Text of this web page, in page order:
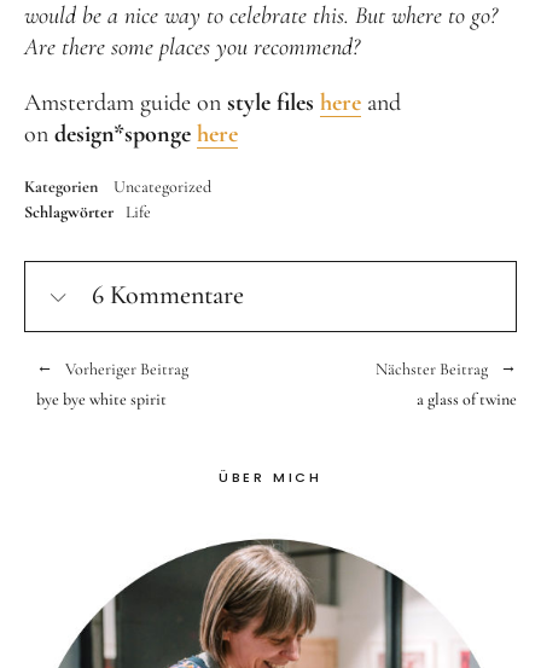
would be a nice way to celebrate this. But where to go?
Are there some places you recommend?
Amsterdam guide on style files here and
on design*sponge here
Kategorien
Uncategorized
Schlagwörter
Life
6 Kommentare
Vorheriger Beitrag
bye bye white spirit
Nächster Beitrag
a glass of twine
ÜBER MICH